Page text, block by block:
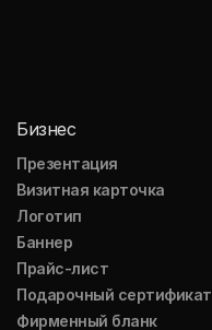
Бизнес
Презентация
Визитная карточка
Логотип
Баннер
Прайс-лист
Подарочный сертификат
Фирменный бланк